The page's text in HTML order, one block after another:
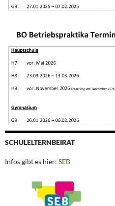
SCHULELTERNBEIRAT
Infos gibt es hier: SEB